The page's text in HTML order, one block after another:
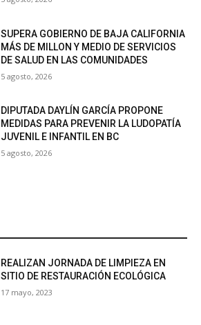
SUPERA GOBIERNO DE BAJA CALIFORNIA
MÁS DE MILLON Y MEDIO DE SERVICIOS
DE SALUD EN LAS COMUNIDADES
5 agosto, 2026
DIPUTADA DAYLÍN GARCÍA PROPONE
MEDIDAS PARA PREVENIR LA LUDOPATÍA
JUVENIL E INFANTIL EN BC
5 agosto, 2026
REALIZAN JORNADA DE LIMPIEZA EN
SITIO DE RESTAURACIÓN ECOLÓGICA
17 mayo, 2023